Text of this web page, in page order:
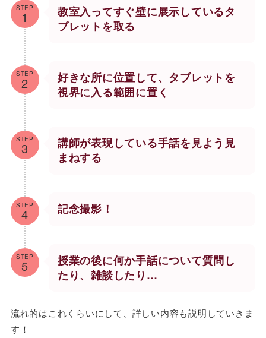
STEP
1
教室入ってすぐ壁に展示しているタ
ブレットを取る
STEP
2
好きな所に位置して、タブレットを
視界に入る範囲に置く
STEP
3
講師が表現している手話を見よう見
まねする
STEP
4 記念撮影！
STEP
5
授業の後に何か手話について質問し
たり、雑談したり…
流れ的はこれくらいにして、詳しい内容も説明していきま
す！